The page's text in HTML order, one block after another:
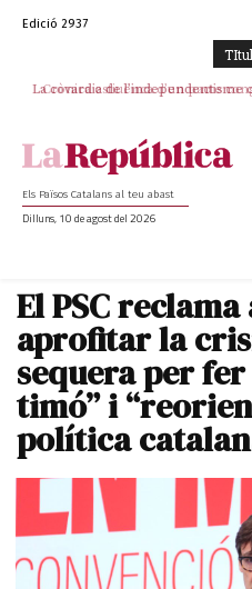
Edició 2937
La covardia de l’independentisme
Crònica estiuenca d’un pacte
Els Països Catalans al teu abast
Dilluns, 10 de agost del 2026
El PSC
aprofitar la
sequera per
timó” i
política